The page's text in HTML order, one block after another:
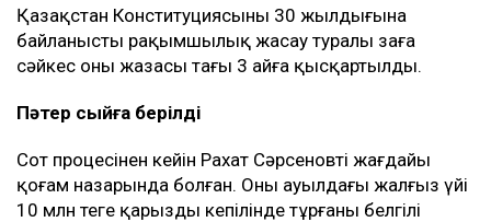
Қазақстан Конституциясының 30 жылдығына
байланысты рақымшылық жасау туралы заңға
сәйкес оның жазасы тағы 3 айға қысқартылды.
Пәтер сыйға берілді
Сот процесінен кейін Рахат Сәрсеновтің жағдайы
қоғам назарында болған. Оның ауылдағы жалғыз үйі
10 млн теңге қарыздың кепілінде тұрғаны белгілі